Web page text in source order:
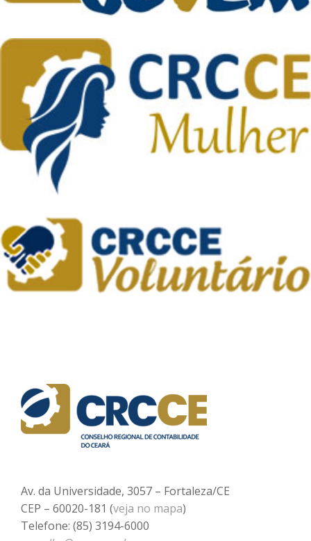
Av. da Universidade, 3057 – Fortaleza/CE
CEP – 60020-181 (veja no mapa)
Telefone: (85) 3194-6000